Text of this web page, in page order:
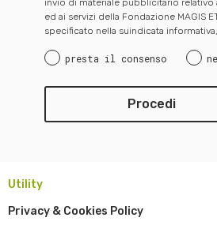
invio di materiale pubblicitario relativo
ed ai servizi della Fondazione MAGIS
specificato nella suindicata informativa,
presta il consenso
Utility
Privacy & Cookies Policy